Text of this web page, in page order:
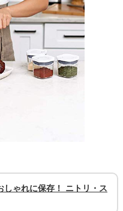
しゃれに保存！ ニトリ・ス